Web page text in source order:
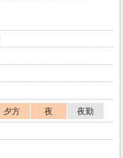
夕方 夜
夜勤